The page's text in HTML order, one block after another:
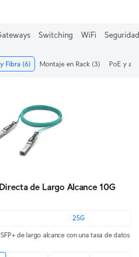
Switching WiFi
Fibra (6) Montaje en Rack (3) PoE y
de Largo Alcance 10G
25G
de largo alcance con una tasa de datos